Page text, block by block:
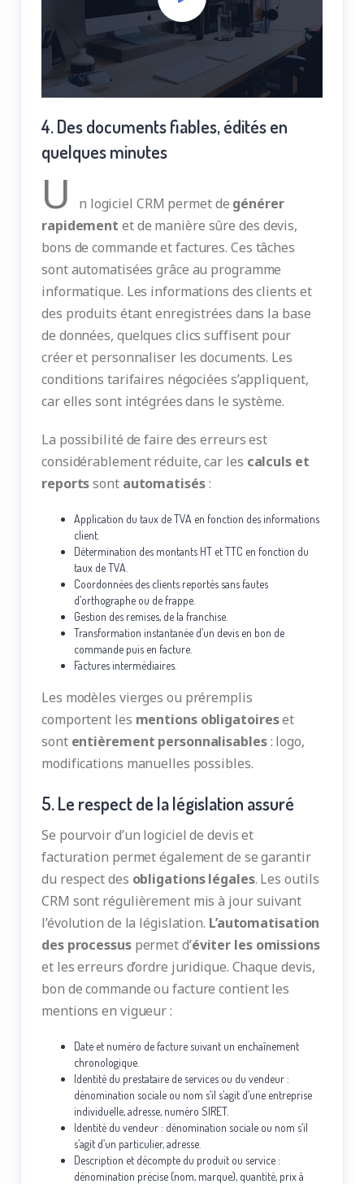
4. Des documents fiables, édités en
quelques minutes
U n logiciel CRM permet de générer
rapidement et de manière sûre des devis,
bons de commande et factures. Ces tâches
sont automatisées grâce au programme
informatique. Les informations des clients et
des produits étant enregistrées dans la base
de données, quelques clics suffisent pour
créer et personnaliser les documents. Les
conditions tarifaires négociées s’appliquent,
car elles sont intégrées dans le système.
La possibilité de faire des erreurs est
considérablement réduite, car les calculs et
reportssontautomatisés:
Application du taux de TVA en fonction des informations
client.
Détermination des montants HT et TTC en fonction du
taux de TVA.
Coordonnées des clients reportés sans fautes
d’orthographe ou de frappe.
Gestion des remises, de la franchise.
Transformation instantanée d’un devis en bon de
commande puis en facture.
Factures intermédiaires.
Les modèles vierges ou préremplis
comportent les mentions obligatoireset
sont entièrement personnalisables: logo,
modifications manuelles possibles.
5. Le respect de la législation assuré
Se pourvoir d’un logiciel de devis et
facturation permet également de se garantir
du respect des obligations légales. Les outils
CRM sont régulièrement mis à jour suivant
l’évolution de la législation. L’automatisation
des processuspermet d’éviter les omissions
et les erreurs d’ordre juridique. Chaque devis,
bon de commande ou facture contient les
mentions en vigueur :
Date et numéro de facture suivant un enchaînement
chronologique.
Identité du prestataire de services ou du vendeur :
dénomination sociale ou nom s’il s’agit d’une entreprise
individuelle, adresse, numéro SIRET.
Identité du vendeur : dénomination sociale ou nom s’il
s’agit d’un particulier, adresse.
Description et décompte du produit ou service :
dénomination précise (nom, marque), quantité, prix à